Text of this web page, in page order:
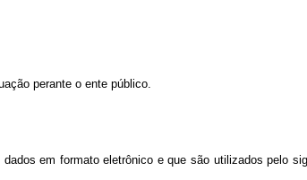
perante o ente público.
em formato eletrônico e que são utilizados pelo